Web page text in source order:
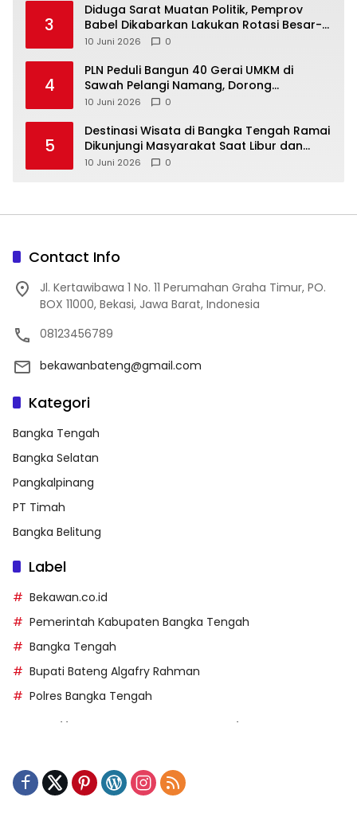
3
‎Diduga Sarat Muatan Politik, Pemprov
Babel Dikabarkan Lakukan Rotasi Besar-
10 Juni 2026 0
4
‎PLN Peduli Bangun 40 Gerai UMKM di
Sawah Pelangi Namang, Dorong
10 Juni 2026 0
5
‎Destinasi Wisata di Bangka Tengah Ramai
Dikunjungi Masyarakat Saat Libur dan
Akhir Pekan
10 Juni 2026 0
Contact Info
Jl. Kertawibawa 1 No. 11 Perumahan Graha Timur, PO.
BOX 11000, Bekasi, Jawa Barat, Indonesia
08123456789
bekawanbateng@gmail.com
Kategori
Bangka Tengah
Bangka Selatan
Pangkalpinang
PT Timah
Bangka Belitung
Label
Bekawan.co.id
Pemerintah Kabupaten Bangka Tengah
Bangka Tengah
Bupati Bateng Algafry Rahman
Polres Bangka Tengah
https://kecsitim.sitarokab.go.id/